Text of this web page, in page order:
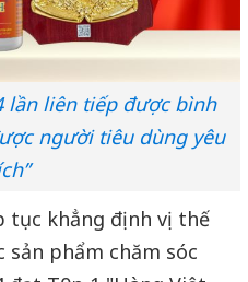
lần liên tiếp được bình
người tiêu dùng yêu
tục khẳng định vị thế
phẩm chăm sóc